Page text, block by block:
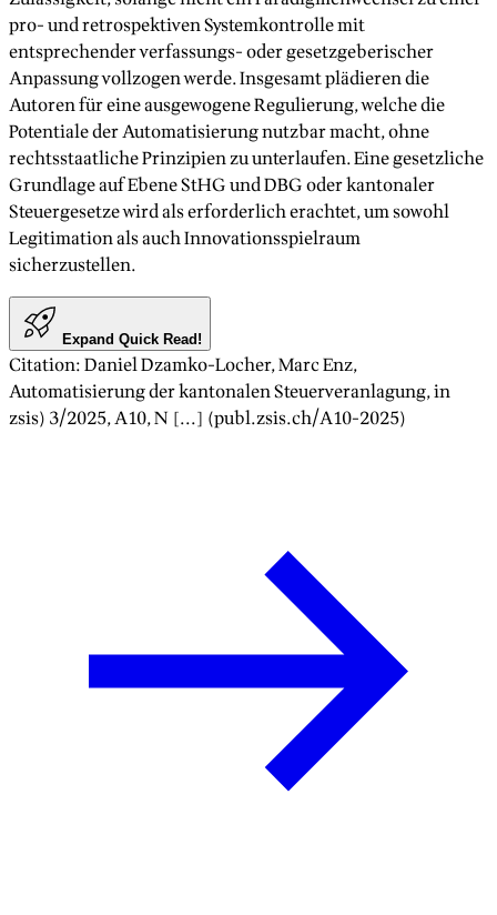
pro- und retrospektiven Systemkontrolle mit
entsprechender verfassungs- oder gesetzgeberischer
Anpassung vollzogen werde. Insgesamt plädieren die
Autoren für eine ausgewogene Regulierung, welche die
Potentiale der Automatisierung nutzbar macht, ohne
rechtsstaatliche Prinzipien zu unterlaufen. Eine gesetzliche
Grundlage auf Ebene StHG und DBG oder kantonaler
Steuergesetze wird als erforderlich erachtet, um sowohl
Legitimation als auch Innovationsspielraum
sicherzustellen.
Expand Quick Read!
Citation:Daniel Dzamko-Locher, Marc Enz,
Automatisierung der kantonalen Steuerveranlagung, in
zsis) 3/2025, A10, N [...] (publ.zsis.ch/A10-2025)